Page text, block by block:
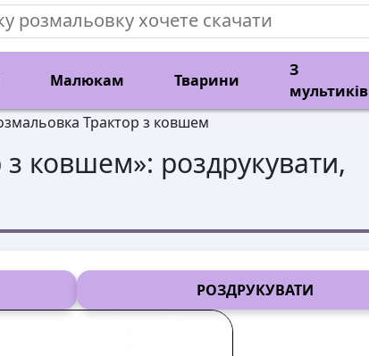
Малюкам Тварини
З
мультиків
Трактор з ковшем
з ковшем»: роздрукувати,
РОЗДРУКУВАТИ